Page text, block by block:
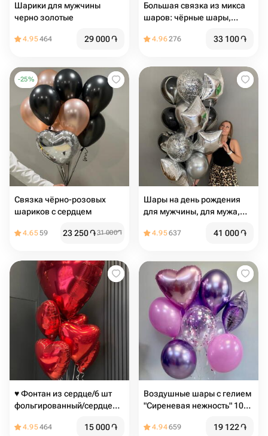
Шарики для мужчины
черно золотые
4.95464 29 000֏
Большая связка из микса
шаров: чёрные шары,
серебро ️
4.96276 33 100֏
-25%
Связка чёрно-розовых
шариков с сердцем ️
4.6559 23 250֏31 000֏
Шары на день рождения
для мужчины, для мужа,
руководителя, для девушки
Шаров
4.95637 41 000֏
♥️ Фонтан из сердце/6 шт
фольгированный/сердце
4.95464 15 000֏
Воздушные шары с гелием
"Сиреневая нежность" 10
4.94659 19 122֏